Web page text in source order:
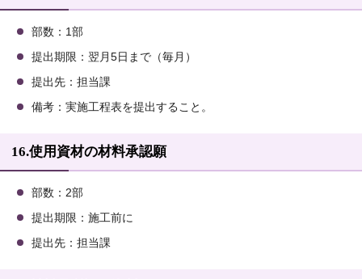
部数：1部
提出期限：翌月5日まで（毎月）
提出先：担当課
備考：実施工程表を提出すること。
16.使用資材の材料承認願
部数：2部
提出期限：施工前に
提出先：担当課